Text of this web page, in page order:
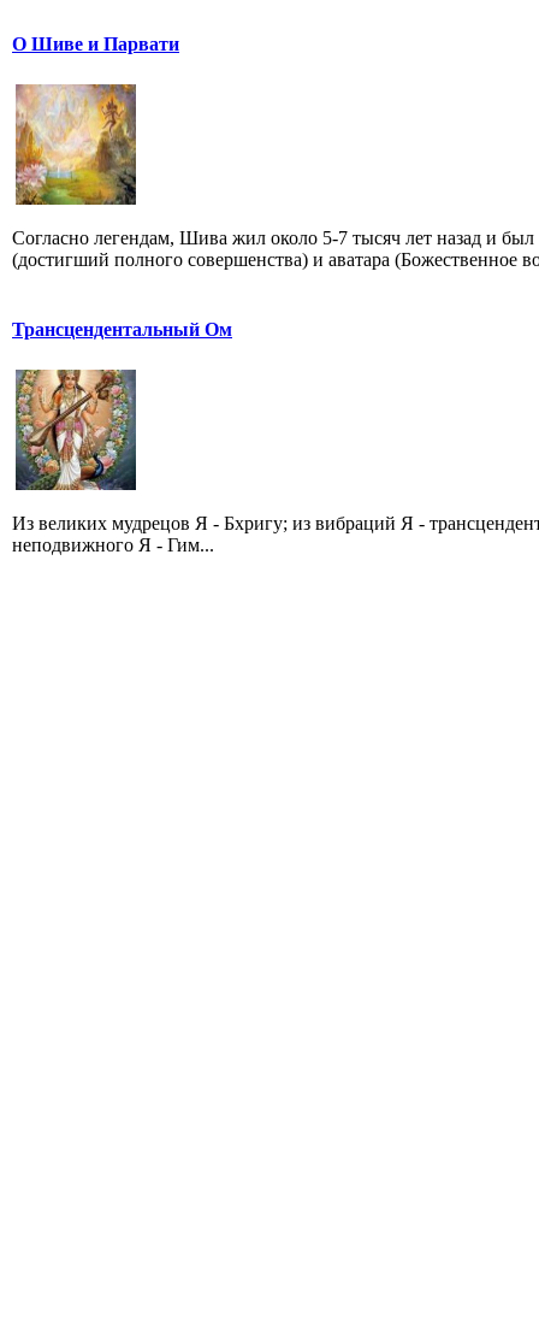
О Шиве и Парвати
Согласно легендам, Шива жил около 5-7 тысяч лет назад и
(достигший полного совершенства) и аватара (Божественное
Трансцендентальный Ом
Из великих мудрецов Я - Бхригу; из вибраций Я -
неподвижного Я - Гим...